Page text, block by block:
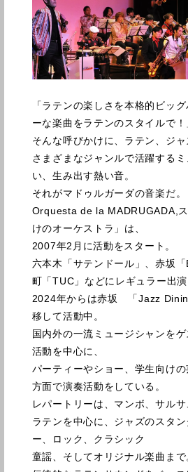
「ラテンの楽しさを本格的ビッ
ーな楽曲をラテンのスタイルで！
そんな呼びかけに、ラテン、ジャ
さまざまなジャンルで活躍する
い、生み出す熱い音。
それがマドゥルガーダの音楽だ。
Orquesta de la MADRUGADA,
けのオーケストラ」は、
2007年2月に活動をスタート。
六本木「サテンドール」、赤坂
町「TUC」などにレギュラー出演
2024年からは赤坂 「Jazz
移して活動中。
国内外の一流ミュージシャンを
活動を中心に、
パーティーやショー、学生向け
方面で演奏活動をしている。
レパートリーは、マンボ、サル
ラテンを中心に、ジャズのスタ
ー、ロック、クラシック
童謡、そしてオリジナル楽曲まで